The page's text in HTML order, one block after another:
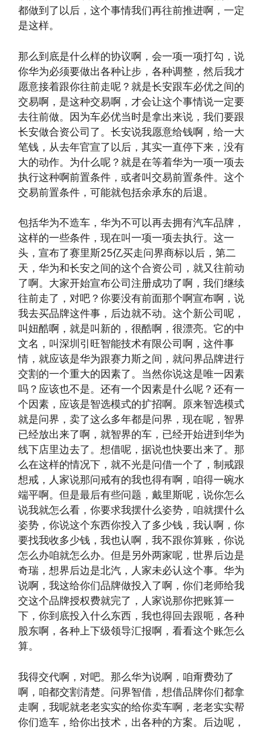
都做到了以后，这个事情我们再往前推进啊，一定
是这样。
那么到底是什么样的协议啊，会一项一项打勾，说
你华为必须要做出各种让步，各种调整，然后我才
愿意接着跟你往前走呢？就是长安跟车必优之间的
交易啊，是这种交易啊，才会让这个事情说一定要
去往前做。因为车必优当时是拿出来说，我们要跟
长安做合资公司了。长安说我愿意给钱啊，给一大
笔钱，从去年官宣了以后，其实一直停下来，没有
大的动作。为什么呢？就是在等着华为一项一项去
执行这种啊前置条件，或者叫交易前置条件。这个
交易前置条件，可能就包括余承东的后退。
包括华为不造车，华为不可以再去拥有汽车品牌，
这样的一些条件，现在叫一项一项去执行。这一
头，宣布了赛里斯25亿买走问界商标以后，第二
天，华为和长安之间的这个合资公司，就又往前动
了啊。大家开始宣布公司注册成功了啊，我们继续
往前走了，对吧？你要没有前面那个啊宣布啊，说
我去买品牌这件事，后边就不动。这个新公司呢，
叫妞酷啊，就是叫新的，很酷啊，很漂亮。它的中
文名，叫深圳引旺智能技术有限公司啊，这件事
情，就应该是华为跟赛力斯之间，就问界品牌进行
交割的一个重大的因素了。当然你说这是唯一因素
吗？应该也不是。还有一个因素是什么呢？还有一
个因素，应该是智选模式的扩招啊。原来智选模式
就是问界，卖了这么多年都是问界，现在呢，智界
已经放出来了啊，就智界的车，已经开始进到华为
线下店里边去了。想借呢，据说也快要出来了。那
么在这样的情况下，就不光是问借一个了，制戒跟
想戒，人家说那问戒有的我也得有啊，咱得一碗水
端平啊。但是最后有些问题，戴里斯呢，说你怎么
说我就怎么看，你要求我摆什么姿势，咱就摆什么
姿势，你说这个东西你投入了多少钱，我认啊，你
要找我收多少钱，我也认啊，我不跟你算账，你说
怎么办咱就怎么办。但是另外两家呢，世界后边是
奇瑞，想界后边是北汽，人家未必认这个事。华为
说啊，我这给你们品牌做投入了啊，你们老师给我
交这个品牌授权费就完了，人家说那你把账算一
下，你到底投入什么东西，我也得回去跟呃，各种
股东啊，各种上下级领导汇报啊，看看这个账怎么
算。
我得交代啊，对吧。那么华为说啊，咱甭费劲了
啊，咱都交割清楚。问界智借，想借品牌你们都拿
走啊，我呢就老老实实的给你卖车啊，老老实实帮
你们造车，给你出技术，出各种的方案。后边呢，